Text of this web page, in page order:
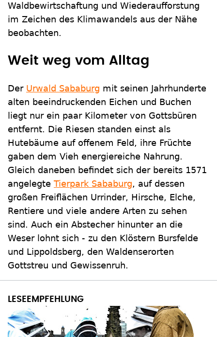
Waldbewirtschaftung und Wiederaufforstung
im Zeichen des Klimawandels aus der Nähe
beobachten.
Weit weg vom Alltag
Der Urwald Sababurg mit seinen Jahrhunderte
alten beeindruckenden Eichen und Buchen
liegt nur ein paar Kilometer von Gottsbüren
entfernt. Die Riesen standen einst als
Hutebäume auf offenem Feld, ihre Früchte
gaben dem Vieh energiereiche Nahrung.
Gleich daneben befindet sich der bereits 1571
angelegte Tierpark Sababurg, auf dessen
großen Freiflächen Urrinder, Hirsche, Elche,
Rentiere und viele andere Arten zu sehen
sind. Auch ein Abstecher hinunter an die
Weser lohnt sich - zu den Klöstern Bursfelde
und Lippoldsberg, den Waldenserorten
Gottstreu und Gewissenruh.